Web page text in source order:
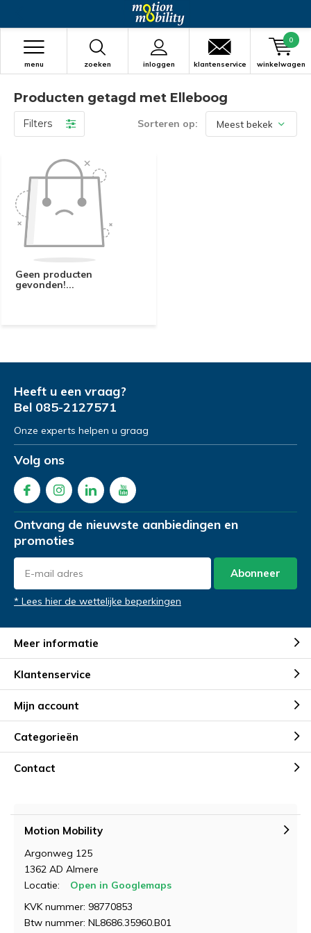
zoeken inloggen
menu klantenservice winkelwagen
0
Producten getagd met Elleboog
Filters Sorteren op:
Geen producten
gevonden!...
Heeft u een vraag?
Bel 085-2127571
Onze experts helpen u graag
Volg ons
Ontvang de nieuwste aanbiedingen en
promoties
Abonneer
* Lees hier de wettelijke beperkingen
Meer informatie
Klantenservice
Mijn account
Categorieën
Contact
Motion Mobility
Argonweg 125
1362 AD Almere
Locatie:
Open in Googlemaps
KVK nummer: 98770853
Btw nummer: NL8686.35960.B01